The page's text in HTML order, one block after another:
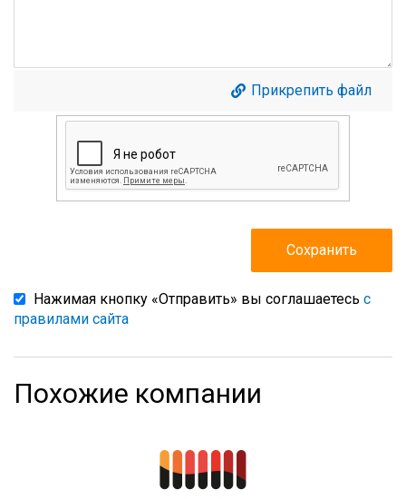
Прикрепить файл
Нажимая кнопку «Отправить» вы соглашаетесь с
правилами сайта
Похожие компании